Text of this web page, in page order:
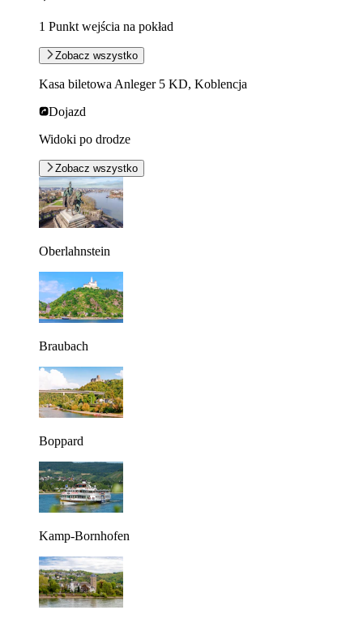
1 Punkt wejścia na pokład
Zobacz wszystko
Kasa biletowa Anleger 5 KD, Koblencja
Dojazd
Widoki po drodze
Zobacz wszystko
Oberlahnstein
Braubach
Boppard
Kamp-Bornhofen